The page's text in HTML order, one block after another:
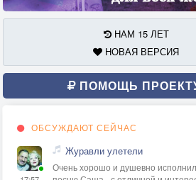
НАМ 15 ЛЕТ
НОВАЯ ВЕРСИЯ
ПОМОЩЬ
ОБСУЖДАЮТ СЕЙЧАС
Журавли улетели
Очень хорошо и душевно